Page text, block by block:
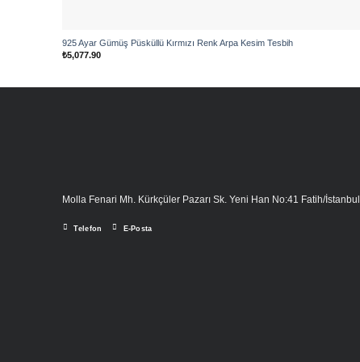
925 Ayar Gümüş Püsküllü Kırmızı Renk Arpa Kesim Tesbih
₺5,077.90
Molla Fenari Mh. Kürkçüler Pazarı Sk. Yeni Han No:41 Fatih/İstanbul
Telefon E-Posta